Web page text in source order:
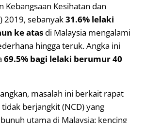
Kebangsaan Kesihatan dan
2019, sebanyak31.6% lelaki
ke atas di Malaysia mengalami
hingga teruk. Angka ini
69.5% bagi lelaki berumur 40
masalah ini berkait rapat
berjangkit (NCD) yang
utama di Malaysia: kencing